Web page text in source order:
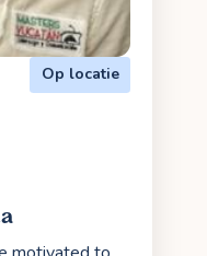
Op locatie